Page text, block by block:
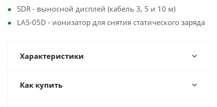
SDR - выносной дисплей (кабель 3, 5 и 10 м)
LAS-05D - ионизатор для снятия статического заряда
Характеристики
Как купить